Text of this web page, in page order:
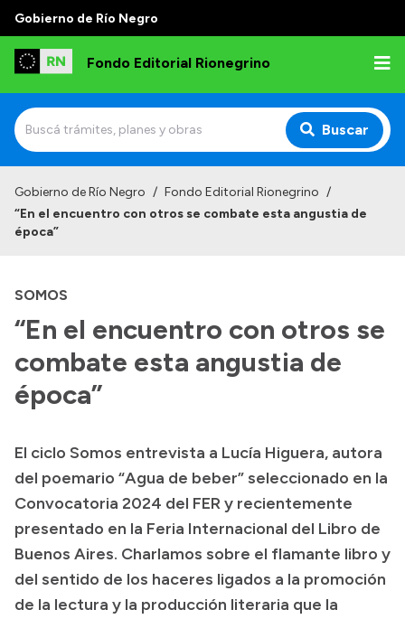
Gobierno de Río Negro
Fondo Editorial Rionegrino
Buscar
Institucional
Autoridades
Consejo Asesor
Normativa
Contactos
Colecciones
Gobierno de Río Negro / Fondo Editorial Rionegrino /
“En el encuentro con otros se combate esta angustia de
época”
SOMOS
“En el encuentro con otros se
combate esta angustia de
época”
El ciclo Somos entrevista a Lucía Higuera, autora
del poemario “Agua de beber” seleccionado en la
Convocatoria 2024 del FER y recientemente
presentado en la Feria Internacional del Libro de
Buenos Aires. Charlamos sobre el flamante libro y
del sentido de los haceres ligados a la promoción
de la lectura y la producción literaria que la